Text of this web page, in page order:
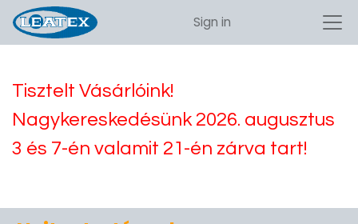
Sign in
Tisztelt Vásárlóink!
Nagykereskedésünk 2026. augusztus
3 és 7-én valamit 21-én zárva tart!